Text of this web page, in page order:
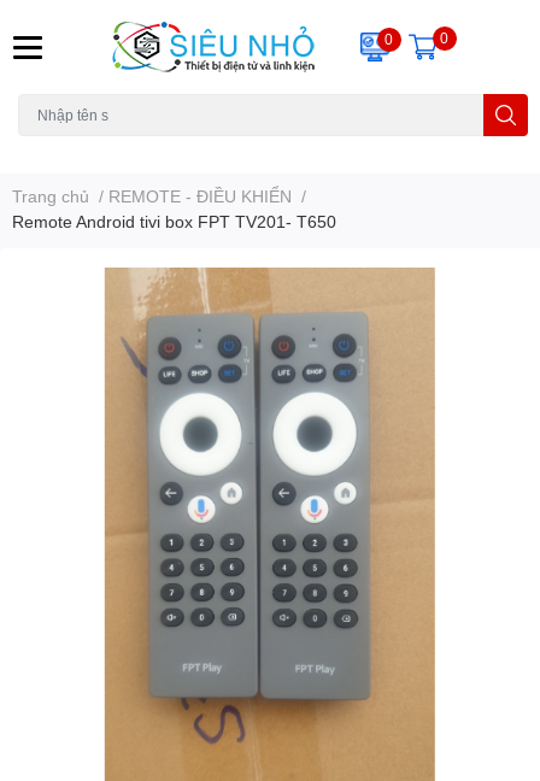
0 0
Trang chủ / REMOTE - ĐIỀU KHIỂN /
Remote Android tivi box FPT TV201- T650